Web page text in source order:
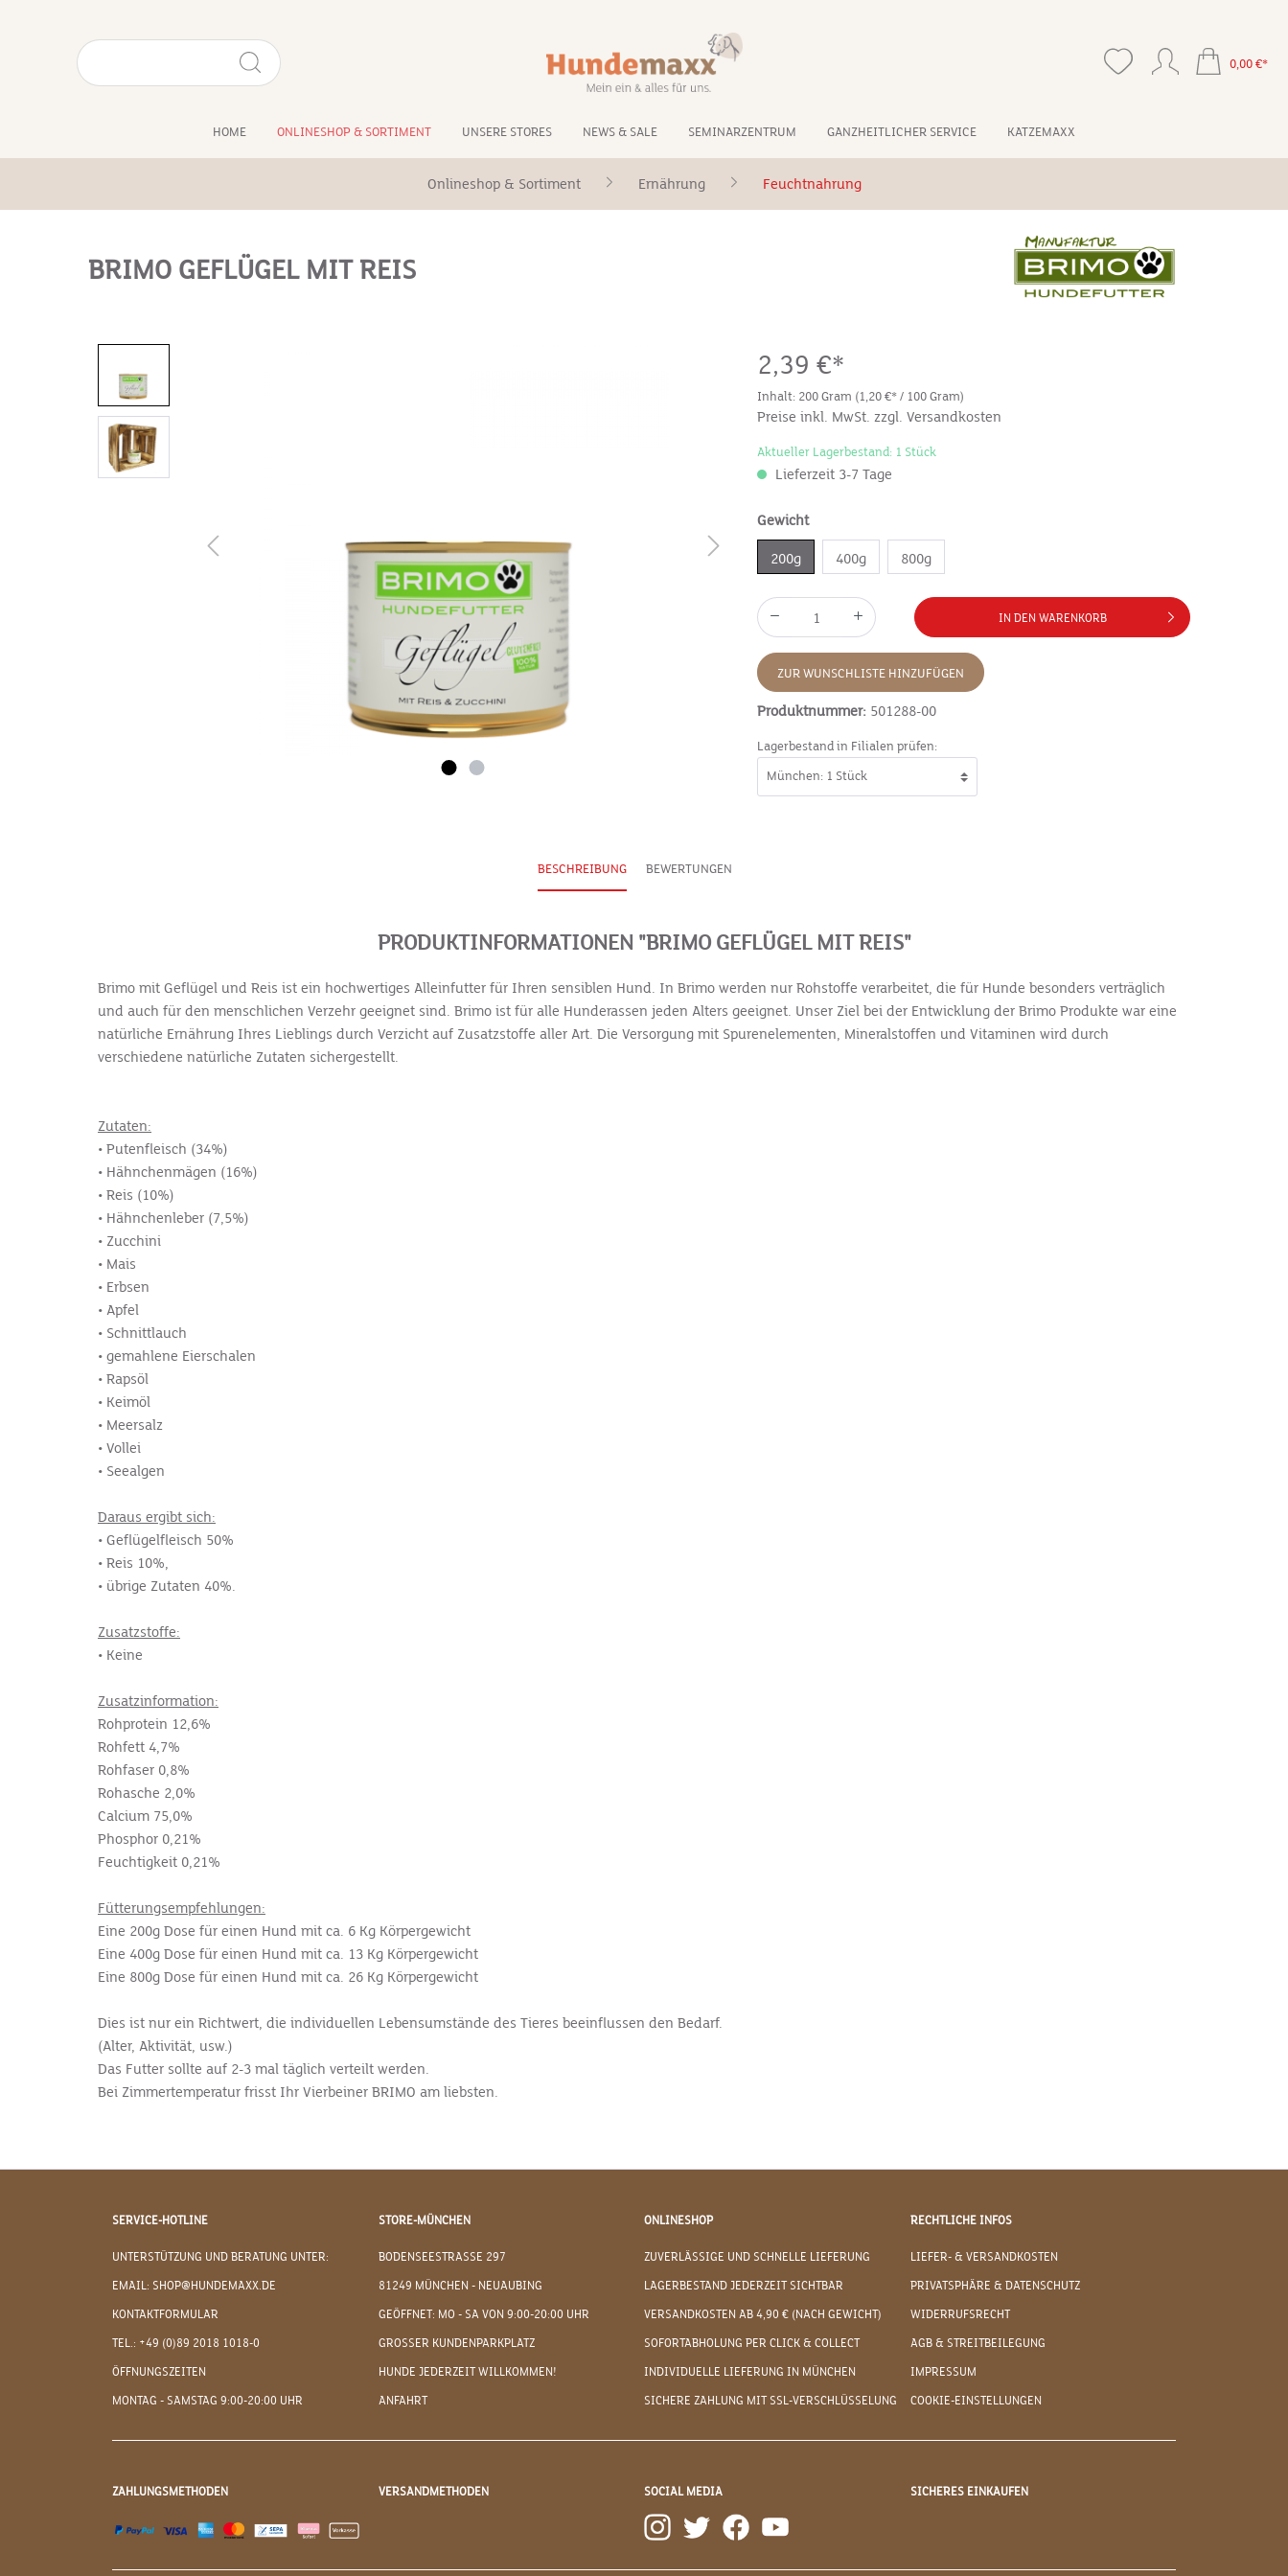
0,00 €*
HOME ONLINESHOP & SORTIMENT UNSERE STORES NEWS & SALE SEMINARZENTRUM GANZHEITLICHER SERVICE KATZEMAXX
Onlineshop & Sortiment Ernährung Feuchtnahrung
BRIMO GEFLÜGEL MIT REIS
2,39 €*
Inhalt: 200 Gram (1,20 €* / 100 Gram)
Preise inkl. MwSt. zzgl. Versandkosten
Aktueller Lagerbestand: 1 Stück
Lieferzeit 3-7 Tage
Gewicht
200g 400g 800g
IN DEN WARENKORB
ZUR WUNSCHLISTE HINZUFÜGEN
Produktnummer: 501288-00
Lagerbestand in Filialen prüfen:
BESCHREIBUNG BEWERTUNGEN
PRODUKTINFORMATIONEN "BRIMO GEFLÜGEL MIT REIS"
Brimo mit Geflügel und Reis ist ein hochwertiges Alleinfutter für Ihren sensiblen Hund. In Brimo werden nur Rohstoffe verarbeitet, die für Hunde besonders verträglich
und auch für den menschlichen Verzehr geeignet sind. Brimo ist für alle Hunderassen jeden Alters geeignet. Unser Ziel bei der Entwicklung der Brimo Produkte war eine
natürliche Ernährung Ihres Lieblings durch Verzicht auf Zusatzstoffe aller Art. Die Versorgung mit Spurenelementen, Mineralstoffen und Vitaminen wird durch
verschiedene natürliche Zutaten sichergestellt.
Zutaten:
• Putenfleisch (34%)
• Hähnchenmägen (16%)
• Reis (10%)
• Hähnchenleber (7,5%)
• Zucchini
• Mais
• Erbsen
• Apfel
• Schnittlauch
• gemahlene Eierschalen
• Rapsöl
• Keimöl
• Meersalz
• Vollei
• Seealgen
Daraus ergibt sich:
• Geflügelfleisch 50%
• Reis 10%,
• übrige Zutaten 40%.
Zusatzstoffe:
• Keine
Zusatzinformation:
Rohprotein 12,6%
Rohfett 4,7%
Rohfaser 0,8%
Rohasche 2,0%
Calcium 75,0%
Phosphor 0,21%
Feuchtigkeit 0,21%
Fütterungsempfehlungen:
Eine 200g Dose für einen Hund mit ca. 6 Kg Körpergewicht
Eine 400g Dose für einen Hund mit ca. 13 Kg Körpergewicht
Eine 800g Dose für einen Hund mit ca. 26 Kg Körpergewicht
Dies ist nur ein Richtwert, die individuellen Lebensumstände des Tieres beeinflussen den Bedarf.
(Alter, Aktivität, usw.)
Das Futter sollte auf 2-3 mal täglich verteilt werden.
Bei Zimmertemperatur frisst Ihr Vierbeiner BRIMO am liebsten.
SERVICE-HOTLINE
UNTERSTÜTZUNG UND BERATUNG UNTER:
EMAIL: SHOP@HUNDEMAXX.DE
KONTAKTFORMULAR
TEL.: +49 (0)89 2018 1018-0
ÖFFNUNGSZEITEN
MONTAG - SAMSTAG 9:00-20:00 UHR
STORE-MÜNCHEN
BODENSEESTRASSE 297
81249 MÜNCHEN - NEUAUBING
GEÖFFNET: MO - SA VON 9:00-20:00 UHR
GROSSER KUNDENPARKPLATZ
HUNDE JEDERZEIT WILLKOMMEN!
ANFAHRT
ONLINESHOP
ZUVERLÄSSIGE UND SCHNELLE LIEFERUNG
LAGERBESTAND JEDERZEIT SICHTBAR
VERSANDKOSTEN AB 4,90 € (NACH GEWICHT)
SOFORTABHOLUNG PER CLICK & COLLECT
INDIVIDUELLE LIEFERUNG IN MÜNCHEN
SICHERE ZAHLUNG MIT SSL-VERSCHLÜSSELUNG
RECHTLICHE INFOS
LIEFER- & VERSANDKOSTEN
PRIVATSPHÄRE & DATENSCHUTZ
WIDERRUFSRECHT
AGB & STREITBEILEGUNG
IMPRESSUM
COOKIE-EINSTELLUNGEN
ZAHLUNGSMETHODEN VERSANDMETHODEN SOCIAL MEDIA SICHERES EINKAUFEN